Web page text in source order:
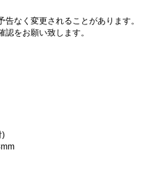
なく変更されることがあります。
をお願い致します。
)